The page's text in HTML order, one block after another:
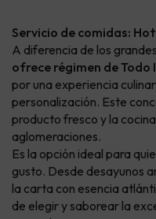
Servicio de comidas:
A diferencia de los
ofrece régimen de Todo
por una experiencia
personalización. Este
producto fresco y la
aglomeraciones.
Es la opción ideal para
gusto. Desde desayunos
la carta con esencia
de elegir y saborear la